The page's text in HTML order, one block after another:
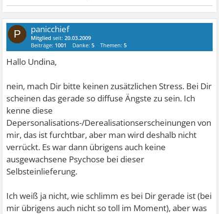
P panicchief
Mitglied seit:20.03.2009
Beiträge: 1001 Danke:5 Themen:5
Hallo Undina,
nein, mach Dir bitte keinen zusätzlichen Stress. Bei Dir
scheinen das gerade so diffuse Ängste zu sein. Ich
kenne diese
Depersonalisations-/Derealisationserscheinungen von
mir, das ist furchtbar, aber man wird deshalb nicht
verrückt. Es war dann übrigens auch keine
ausgewachsene Psychose bei dieser
Selbsteinlieferung.
Ich weiß ja nicht, wie schlimm es bei Dir gerade ist (bei
mir übrigens auch nicht so toll im Moment), aber was